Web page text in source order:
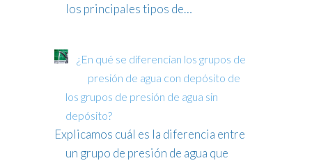
los principales tipos de…
¿En qué se diferencian los grupos de
presión de agua con depósito de
los grupos de presión de agua sin
depósito?
Explicamos cuál es la diferencia entre
un grupo de presión de agua que